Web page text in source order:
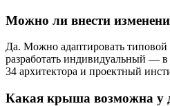
Можно ли внести
Да. Можно адаптировать типовой
разработать индивидуальный — в
34 архитектора и проектный
Какая крыша возможна у